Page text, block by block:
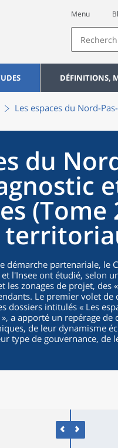
Menu
DÉFINITIONS,
Les espaces du Nord-
du
(Tome
démarche partenariale, le
l'Insee ont étudié, selon
zonages de projet, des
Le premier volet de
dossiers intitulés « Les
a apporté un repérage de
de leur dynamisme
type de gouvernance, de